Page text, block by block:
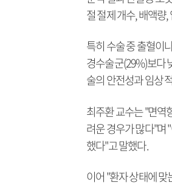
절 절제 개수, 배액량
특히 수술 중 출혈이
경수술군(29%)보다
술의 안전성과 임상
최주환 교수는 "면역
려운 경우가 많다"며
했다"고 말했다.
이어 "환자 상태에